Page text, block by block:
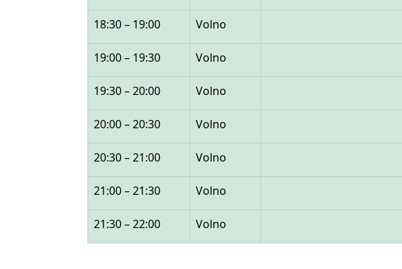
18:30 – 19:00 Volno
19:00 – 19:30 Volno
19:30 – 20:00 Volno
20:00 – 20:30 Volno
20:30 – 21:00 Volno
21:00 – 21:30 Volno
21:30 – 22:00 Volno